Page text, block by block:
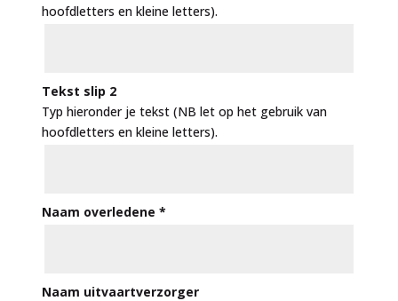
hoofdletters en kleine letters).
Tekst slip 2
Typ hieronder je tekst (NB let op het gebruik van
hoofdletters en kleine letters).
Naam overledene *
Naam uitvaartverzorger